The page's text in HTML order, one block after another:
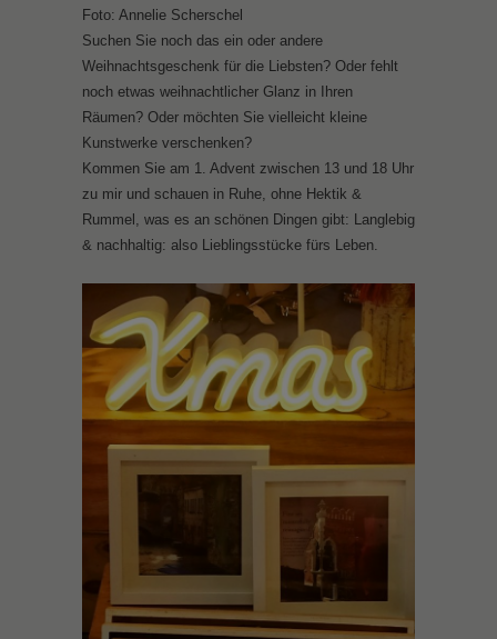
Foto: Annelie Scherschel
Suchen Sie noch das ein oder andere
Weihnachtsgeschenk für die Liebsten? Oder fehlt
noch etwas weihnachtlicher Glanz in Ihren
Räumen? Oder möchten Sie vielleicht kleine
Kunstwerke verschenken?
Kommen Sie am 1. Advent zwischen 13 und 18 Uhr
zu mir und schauen in Ruhe, ohne Hektik &
Rummel, was es an schönen Dingen gibt: Langlebig
& nachhaltig: also Lieblingsstücke fürs Leben.